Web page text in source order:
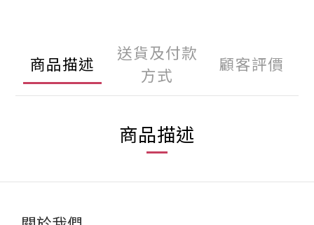
商品描述
送貨及付款
方式
顧客評價
商品描述